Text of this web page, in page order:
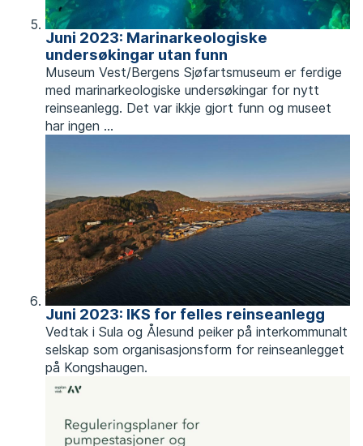
Juni 2023: Marinarkeologiske
undersøkingar utan funn
Museum Vest/Bergens Sjøfartsmuseum er ferdige
med marinarkeologiske undersøkingar for nytt
reinseanlegg. Det var ikkje gjort funn og museet
har ingen ...
Juni 2023: IKS for felles reinseanlegg
Vedtak i Sula og Ålesund peiker på interkommunalt
selskap som organisasjonsform for reinseanlegget
på Kongshaugen. ​​